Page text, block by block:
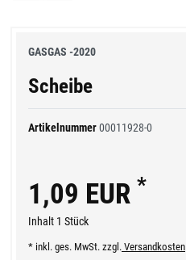
GASGAS -2020
Scheibe
Artikelnummer00011928-0
1,09 EUR *
Inhalt 1 Stück
* inkl. ges. MwSt. zzgl. Versandkosten